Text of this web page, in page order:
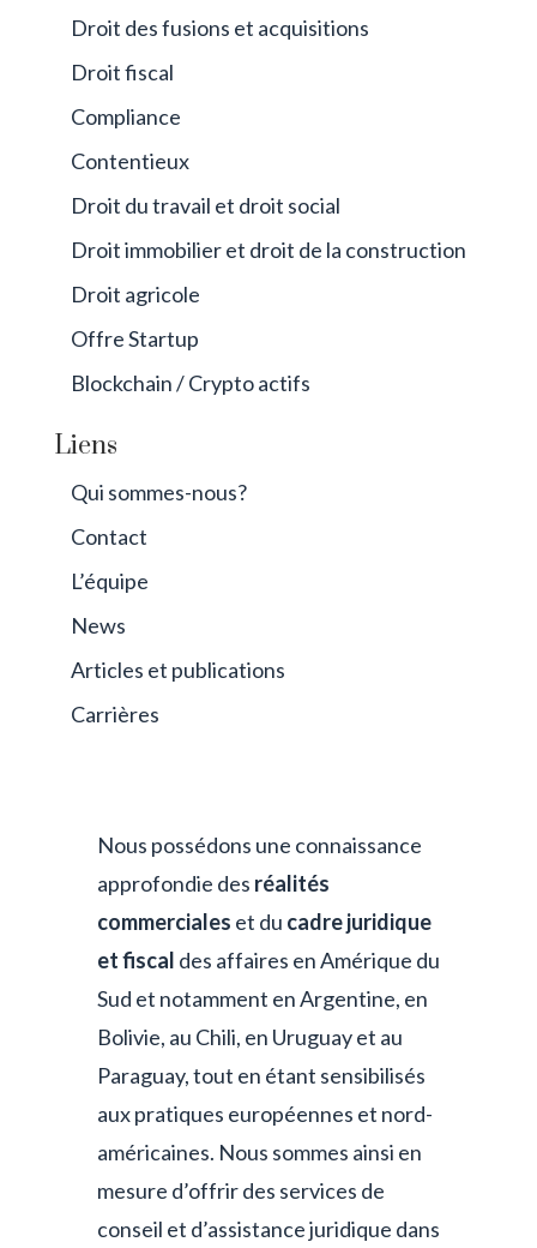
Droit des fusions et acquisitions
Droit fiscal
Compliance
Contentieux
Droit du travail et droit social
Droit immobilier et droit de la construction
Droit agricole
Offre Startup
Blockchain / Crypto actifs
Liens
Qui sommes-nous?
Contact
L’équipe
News
Articles et publications
Carrières
Nous possédons une connaissance
approfondie des réalités
commerciales et du cadre juridique
et fiscal des affaires en Amérique du
Sud et notamment en Argentine, en
Bolivie, au Chili, en Uruguay et au
Paraguay, tout en étant sensibilisés
aux pratiques européennes et nord-
américaines. Nous sommes ainsi en
mesure d’offrir des services de
conseil et d’assistance juridique dans